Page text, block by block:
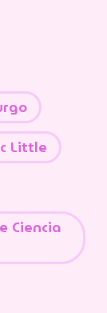
Little
Ciencia